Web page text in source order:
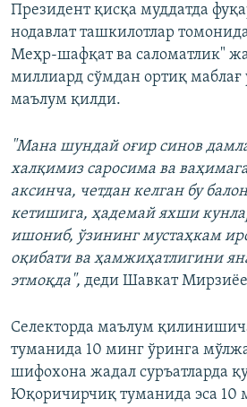
Президент қисқа муддатда
нодавлат ташкилотлар
Меҳр-шафқат ва саломатлик"
миллиард сўмдан ортиқ маблағ
маълум қилди.
"Мана шундай оғир синов
халқимиз саросима ва
аксинча, четдан келган бу
кетишига, ҳадемай яхши
ишониб, ўзининг мустаҳкам
оқибати ва ҳамжиҳатлигини
этмоқда", деди Шавкат
Селекторда маълум
туманида 10 минг ўринга
шифохона жадал суръатларда
Юқоричирчиқ туманида эса